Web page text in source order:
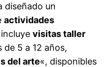
diseñado un
actividades
incluyevisitas taller
5 a 12 años,
del arte«, disponibles